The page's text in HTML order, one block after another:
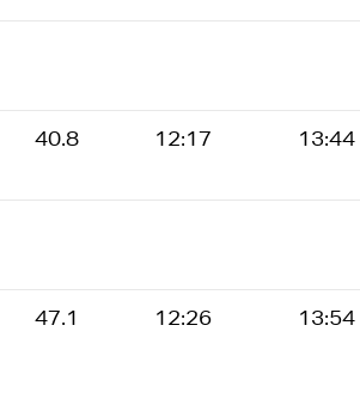
40.8 12:17 13:44
47.1 12:26 13:54